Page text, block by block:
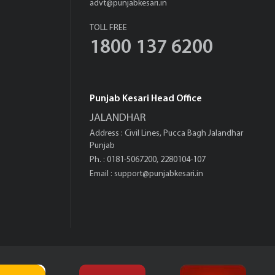
advt@punjabkesari.in
TOLL FREE
1800 137 6200
Punjab Kesari Head Office
JALANDHAR
Address : Civil Lines, Pucca Bagh Jalandhar
Punjab
Ph. : 0181-5067200, 2280104-107
Email : support@punjabkesari.in